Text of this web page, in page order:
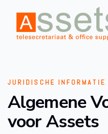
JURIDISCHE INFORMATIE
Algemene
voor Assets